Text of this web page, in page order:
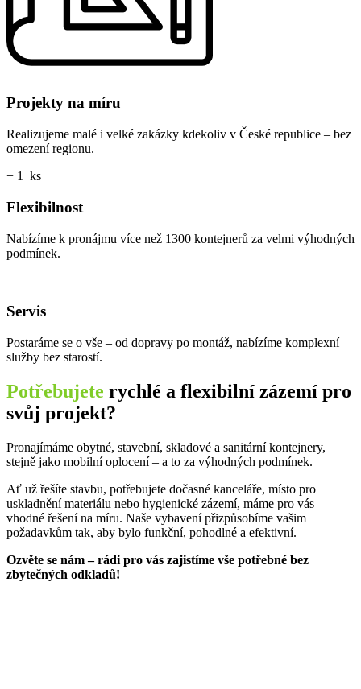
Projekty na míru
Realizujeme malé i velké zakázky kdekoliv v České republice – bez
omezení regionu.
+ 1 ks
Flexibilnost
Nabízíme k pronájmu více než 1300 kontejnerů za velmi výhodných
podmínek.
Servis
Postaráme se o vše – od dopravy po montáž, nabízíme komplexní
služby bez starostí.
Potřebujete rychlé a flexibilní zázemí pro
svůj projekt?
Pronajímáme obytné, stavební, skladové a sanitární kontejnery,
stejně jako mobilní oplocení – a to za výhodných podmínek.
Ať už řešíte stavbu, potřebujete dočasné kanceláře, místo pro
uskladnění materiálu nebo hygienické zázemí, máme pro vás
vhodné řešení na míru. Naše vybavení přizpůsobíme vašim
požadavkům tak, aby bylo funkční, pohodlné a efektivní.
Ozvěte se nám – rádi pro vás zajistíme vše potřebné bez
zbytečných odkladů!